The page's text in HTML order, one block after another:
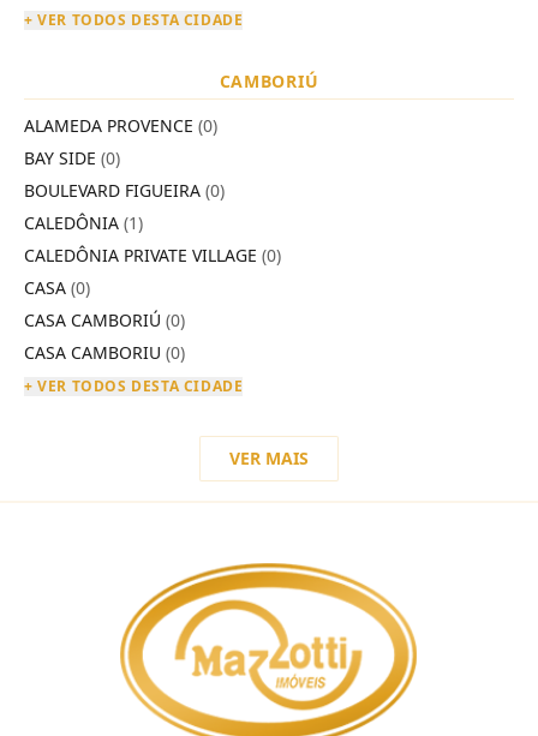
+ VER TODOS DESTA CIDADE
CAMBORIÚ
ALAMEDA PROVENCE (0)
BAY SIDE (0)
BOULEVARD FIGUEIRA (0)
CALEDÔNIA (1)
CALEDÔNIA PRIVATE VILLAGE (0)
CASA (0)
CASA CAMBORIÚ (0)
CASA CAMBORIU (0)
+ VER TODOS DESTA CIDADE
VER MAIS